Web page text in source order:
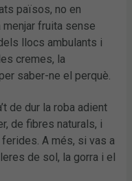
països, no en
fruita sense
llocs ambulants i
cremes, la
saber-ne el perquè.
de dur la roba adient
de fibres naturals, i
A més, si vas a
de sol, la gorra i el